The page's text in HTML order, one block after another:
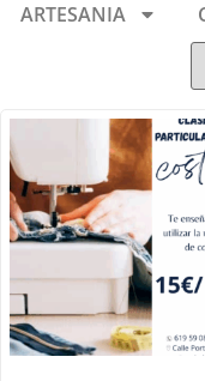
ARTESANIA